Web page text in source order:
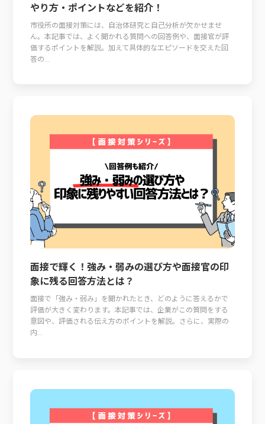
やり方・ポイントなどを紹介！
市役所の面接対策には、自治体研究と自己分析が欠かせませ
ん。本記事では、よく聞かれる質問への回答例や、面接官が評
価するポイントを解説。加えて具体的なエピソードを交えた回
答の...
面接で輝く！強み・弱みの選び方や面接官の印
象に残る回答方法とは？
面接で「強み・弱み」を聞かれたとき、どのように答えるかで
評価が大きく変わります。本記事では、企業がこの質問をする
意図や、評価される伝え方のポイントを解説。さらに、実際の
内...